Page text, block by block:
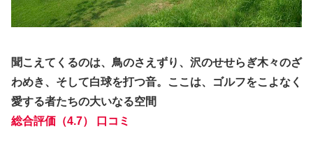
聞こえてくるのは、鳥のさえずり、沢のせせらぎ木々のざ
わめき、そして白球を打つ音。ここは、ゴルフをこよなく
愛する者たちの大いなる空間
総合評価（4.7） 口コミ